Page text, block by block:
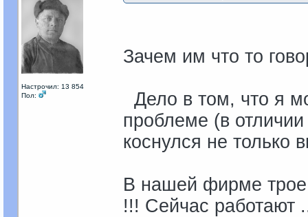
Настрочил: 13 854
Пол:
Зачем им что то
Дело в том, что я
проблеме (в
коснулся не только
В нашей фирме
!!! Сейчас работают